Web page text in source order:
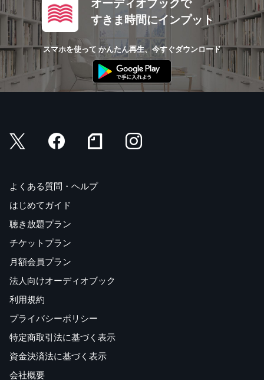
オーディオブックで
すきま時間にインプット
スマホを使って かんたん再生、今すぐダウンロード
よくある質問・ヘルプ
はじめてガイド
聴き放題プラン
チケットプラン
月額会員プラン
法人向けオーディオブック
利用規約
プライバシーポリシー
特定商取引法に基づく表示
資金決済法に基づく表示
会社概要